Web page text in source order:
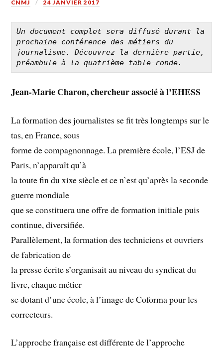
CNMJ 24 JANVIER 2017
Un document complet sera diffusé durant la
prochaine conférence des métiers du
journalisme. Découvrez la dernière partie,
préambule à la quatrième table-ronde.
Jean-Marie Charon, chercheur associé à l’EHESS
La formation des journalistes se fit très longtemps sur le
tas, en France, sous
forme de compagnonnage. La première école, l’ESJ de
Paris, n’apparaît qu’à
la toute fin du xixe siècle et ce n’est qu’après la seconde
guerre mondiale
que se constituera une offre de formation initiale puis
continue, diversifiée.
Parallèlement, la formation des techniciens et ouvriers
de fabrication de
la presse écrite s’organisait au niveau du syndicat du
livre, chaque métier
se dotant d’une école, à l’image de Coforma pour les
correcteurs.
L’approche française est différente de l’approche